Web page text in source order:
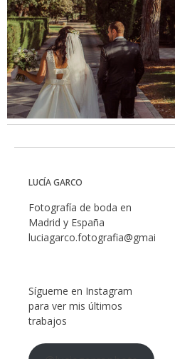
LUCÍA GARCO
Fotografía de boda en
Madrid y España
luciagarco.fotografia@gmail.com
Sígueme en Instagram
para ver mis últimos
trabajos